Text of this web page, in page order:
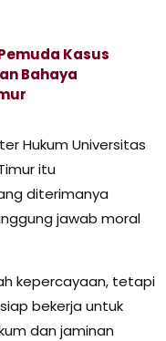
Kasus
Bahaya
Hukum Universitas
itu
diterimanya
jawab moral
kepercayaan, tetapi
bekerja untuk
dan jaminan